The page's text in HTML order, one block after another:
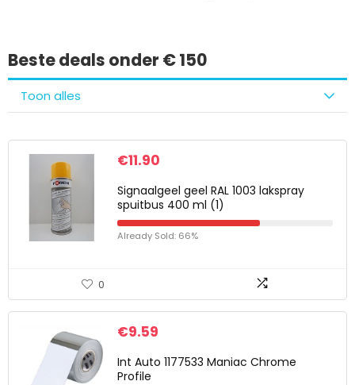
Beste deals onder € 150
Toon alles
€11.90
Signaalgeel geel RAL 1003 lakspray
spuitbus 400 ml (1)
Already Sold: 66%
0
€9.59
Int Auto 1177533 Maniac Chrome
Profile